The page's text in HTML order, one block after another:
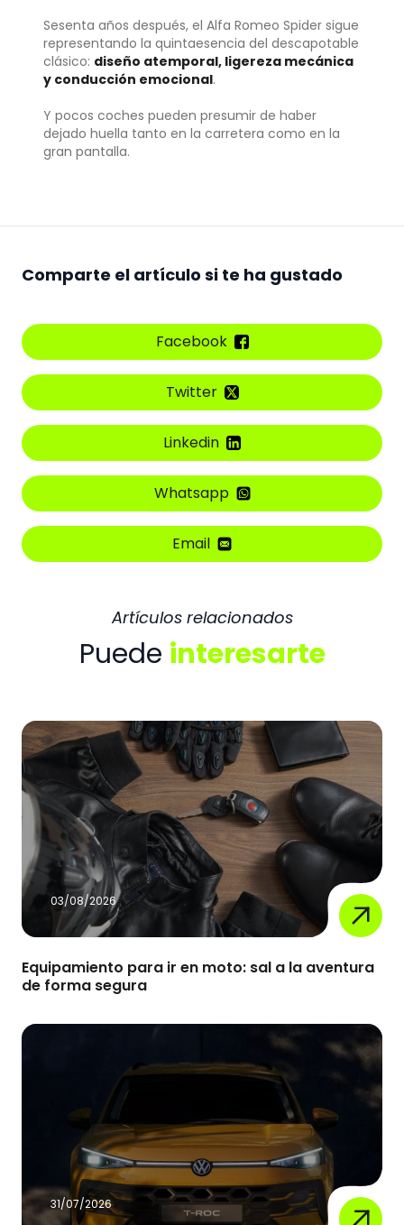
Sesenta años después, el Alfa Romeo Spider sigue
representando la quintaesencia del descapotable
clásico: diseño atemporal, ligereza mecánica
y conducción emocional.
Y pocos coches pueden presumir de haber
dejado huella tanto en la carretera como en la
gran pantalla.
Comparte el artículo si te ha gustado
Facebook
Twitter
Linkedin
Whatsapp
Email
Artículos relacionados
Puede interesarte
03/08/2026
Equipamiento para ir en moto: sal a la aventura
de forma segura
31/07/2026